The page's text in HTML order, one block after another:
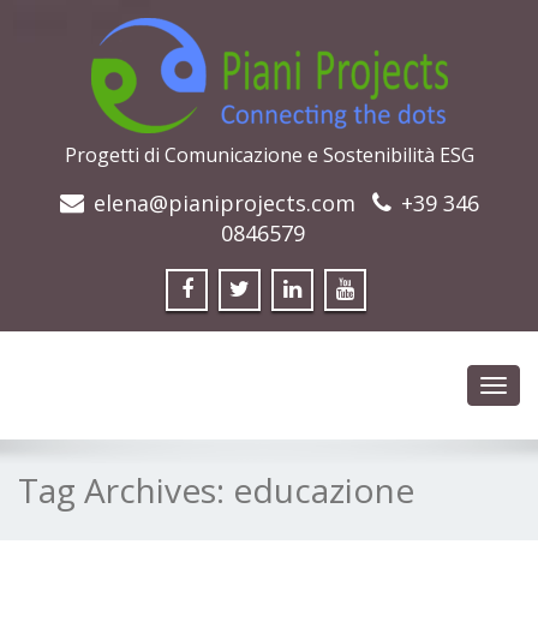
Progetti di Comunicazione e Sostenibilità ESG
elena@pianiprojects.com
+39 346
0846579
Tag Archives: educazione